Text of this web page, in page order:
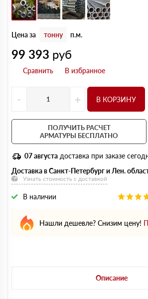
Цена за тонну п.м.
99 393 руб
- + В КОРЗИНУ
ПОЛУЧИТЬ РАСЧЕТ
АРМАТУРЫ БЕСПЛАТНО
07 августа доставка при заказе
Доставка в Санкт-Петербург и Лен.
Узнать стоимость с доставкой
В наличии
Нашли дешевле? Снизим цену!
Описание